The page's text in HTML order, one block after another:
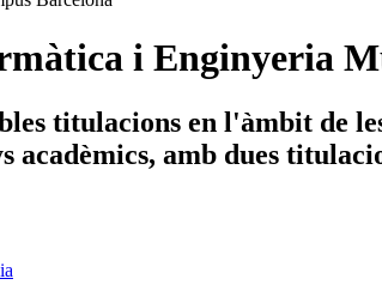
i Enginyeria
titulacions en l'àmbit de
amb dues